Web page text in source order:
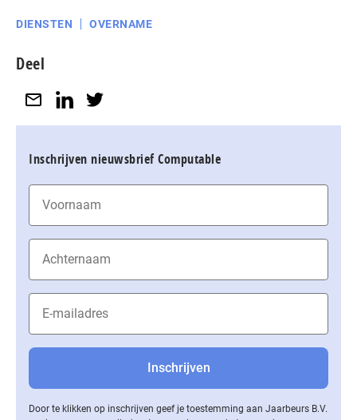
DIENSTEN OVERNAME
Deel
Inschrijven nieuwsbrief Computable
Door te klikken op inschrijven geef je toestemming aan Jaarbeurs B.V.